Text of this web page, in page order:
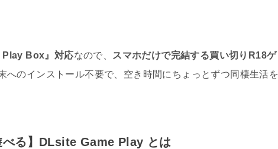
Play Box』対応なので、
スマホだけで完結する買い切りR18ゲ
へのインストール不要で、空き時間にちょっとずつ同棲生活
べる】DLsite Game Play とは